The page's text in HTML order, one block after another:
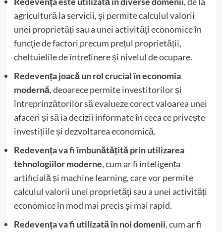
agricultură la servicii, și permite calculul valorii
unei proprietăți sau a unei activități economice în
funcție de factori precum prețul proprietății,
cheltuielile de întreținere și nivelul de ocupare.
Redevența joacă un rol crucial în economia
modernă, deoarece permite investitorilor și
întreprinzătorilor să evalueze corect valoarea unei
afaceri și să ia decizii informate în ceea ce privește
investițiile și dezvoltarea economică.
Redevența va fi îmbunătățită prin utilizarea
tehnologiilor moderne, cum ar fi inteligența
artificială și machine learning, care vor permite
calculul valorii unei proprietăți sau a unei activități
economice în mod mai precis și mai rapid.
Redevența va fi utilizată în noi domenii, cum ar fi